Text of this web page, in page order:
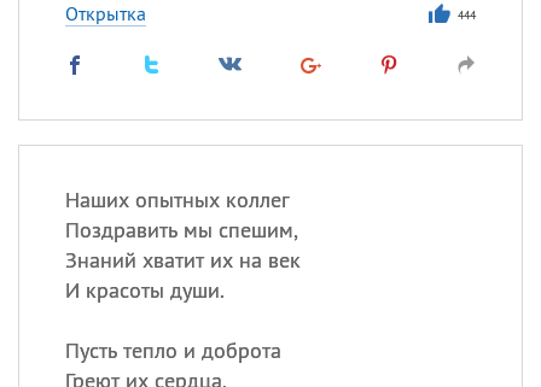
Открытка 444
Наших опытных коллег
Поздравить мы спешим,
Знаний хватит их на век
И красоты души.
Пусть тепло и доброта
Греют их сердца,